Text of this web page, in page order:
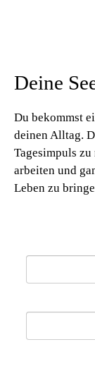
Deine
Du bekommst
deinen Alltag.
Tagesimpuls
arbeiten und
Leben zu